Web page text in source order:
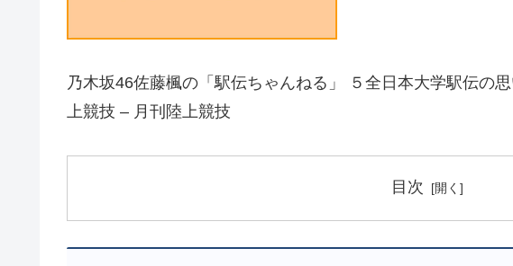
乃木坂46佐藤楓の「駅伝ちゃんねる」 ５全日本大学駅伝の
上競技 – 月刊陸上競技
目次